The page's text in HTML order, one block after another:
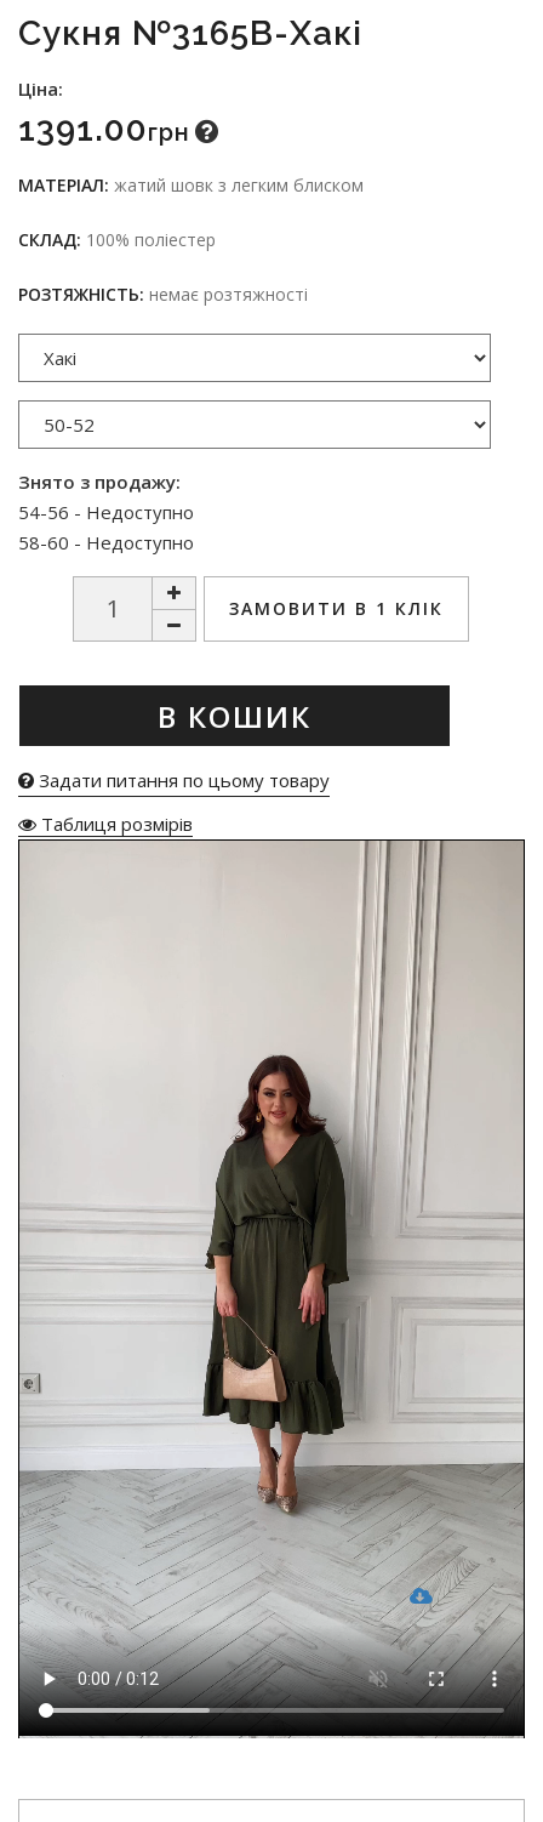
Сукня №3165B-Хакі
Ціна:
1391.00Грн
МАТЕРІАЛ: жатий шовк з легким блиском
СКЛАД: 100% поліестер
РОЗТЯЖНІСТЬ: немає розтяжності
Знято з продажу:
54-56 - Недоступно
58-60 - Недоступно
ЗАМОВИТИ В 1 КЛІК
В КОШИК
Задати питання по цьому товару
Таблиця розмірів